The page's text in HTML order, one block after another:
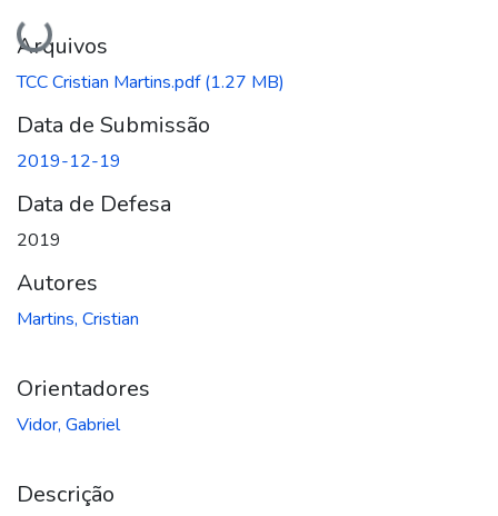
Carregando...
Arquivos
TCC Cristian Martins.pdf(1.27 MB)
Data de Submissão
2019-12-19
Data de Defesa
2019
Autores
Martins, Cristian
Orientadores
Vidor, Gabriel
Descrição